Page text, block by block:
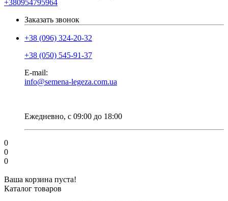
+380954795964
Заказать звонок
+38 (096) 324-20-32
+38 (050) 545-91-37
E-mail:
info@semena-legeza.com.ua
Ежедневно, с 09:00 до 18:00
0
0
0
Ваша корзина пуста!
Каталог товаров